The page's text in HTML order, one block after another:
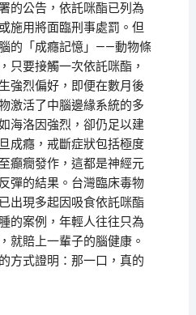
的公告，依託咪酯已列為
施用將面臨刑事處罰。但
的「成癮記憶」——動物條
只要接觸一次依託咪酯，
強烈偏好，即便在數月後
激活了中腦邊緣系統的多
海洛因強烈，卻仍足以建
成癮，戒斷症狀包括極度
癲癇發作，這都是神經元
彈的結果。台灣臨床毒物
出現多起因吸食依託咪酯
的案例，年輕人往往只為
就賠上一輩子的腦健康。
方式證明：那一口，真的